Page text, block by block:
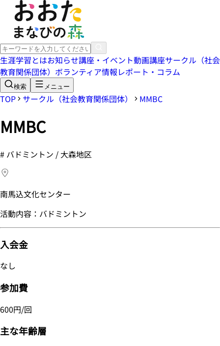
生涯学習とはお知らせ講座・イベント動画講座サークル（社会
教育関係団体） ボランティア情報レポート・コラム
検索 メニュー
TOP サークル（社会教育関係団体） MMBC
MMBC
# バドミントン / 大森地区
南馬込文化センター
活動内容：バドミントン
入会金
なし
参加費
600円/回
主な年齢層